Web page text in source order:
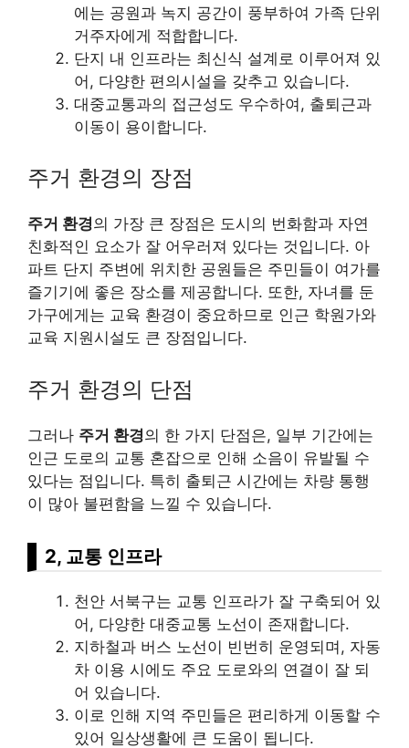
에는 공원과 녹지 공간이 풍부하여 가족 단위
거주자에게 적합합니다.
단지 내 인프라는 최신식 설계로 이루어져 있
어, 다양한 편의시설을 갖추고 있습니다.
대중교통과의 접근성도 우수하여, 출퇴근과
이동이 용이합니다.
주거 환경의 장점
주거 환경의 가장 큰 장점은 도시의 번화함과 자연
친화적인 요소가 잘 어우러져 있다는 것입니다. 아
파트 단지 주변에 위치한 공원들은 주민들이 여가를
즐기기에 좋은 장소를 제공합니다. 또한, 자녀를 둔
가구에게는 교육 환경이 중요하므로 인근 학원가와
교육 지원시설도 큰 장점입니다.
주거 환경의 단점
그러나 주거 환경의 한 가지 단점은, 일부 기간에는
인근 도로의 교통 혼잡으로 인해 소음이 유발될 수
있다는 점입니다. 특히 출퇴근 시간에는 차량 통행
이 많아 불편함을 느낄 수 있습니다.
2, 교통 인프라
천안 서북구는 교통 인프라가 잘 구축되어 있
어, 다양한 대중교통 노선이 존재합니다.
지하철과 버스 노선이 빈번히 운영되며, 자동
차 이용 시에도 주요 도로와의 연결이 잘 되
어 있습니다.
이로 인해 지역 주민들은 편리하게 이동할 수
있어 일상생활에 큰 도움이 됩니다.